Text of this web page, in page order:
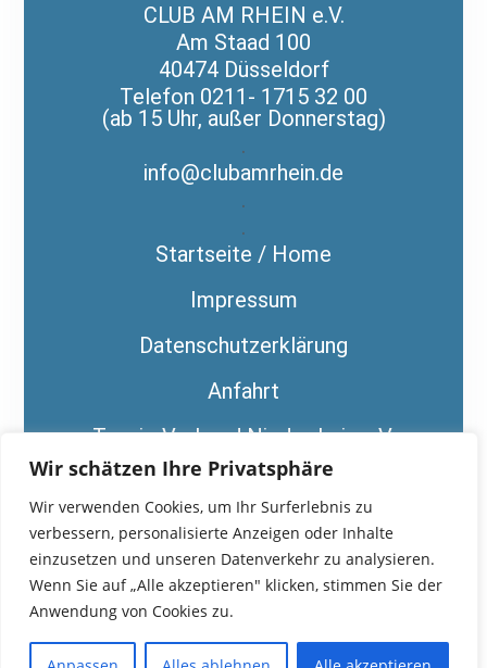
Wir schätzen Ihre Privatsphäre
Wir verwenden Cookies, um Ihr Surferlebnis zu
verbessern, personalisierte Anzeigen oder Inhalte
einzusetzen und unseren Datenverkehr zu analysieren.
Wenn Sie auf „Alle akzeptieren" klicken, stimmen Sie der
Anwendung von Cookies zu.
CLUB AM RHEIN e.V.
Am Staad 100
40474 Düsseldorf
Telefon 0211- 1715 32 00
(ab 15 Uhr, außer Donnerstag)
.
info@clubamrhein.de
.
.
Startseite / Home
Impressum
Datenschutzerklärung
Anfahrt
Tennis-Verband Niederrhein e.V.
SOCIAL